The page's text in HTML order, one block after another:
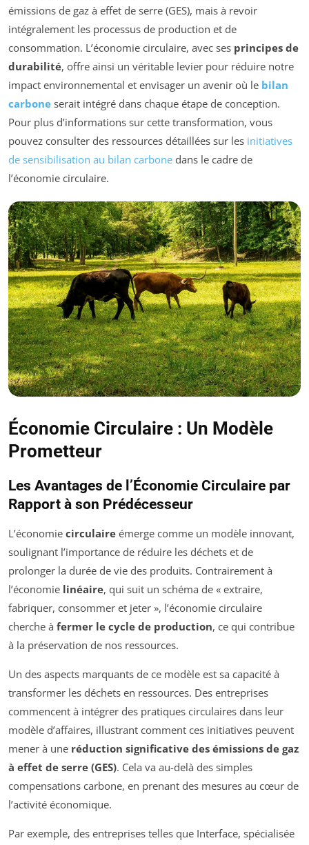
émissions de gaz à effet de serre (GES), mais à revoir
intégralement les processus de production et de
consommation. L’économie circulaire, avec ses principes de
durabilité, offre ainsi un véritable levier pour réduire notre
impact environnemental et envisager un avenir où le bilan
carbone serait intégré dans chaque étape de conception.
Pour plus d’informations sur cette transformation, vous
pouvez consulter des ressources détaillées sur les initiatives
de sensibilisation au bilan carbone dans le cadre de
l’économie circulaire.
Économie Circulaire : Un Modèle
Prometteur
Les Avantages de l’Économie Circulaire par
Rapport à son Prédécesseur
L’économie circulaire émerge comme un modèle innovant,
soulignant l’importance de réduire les déchets et de
prolonger la durée de vie des produits. Contrairement à
l’économie linéaire, qui suit un schéma de « extraire,
fabriquer, consommer et jeter », l’économie circulaire
cherche à fermer le cycle de production, ce qui contribue
à la préservation de nos ressources.
Un des aspects marquants de ce modèle est sa capacité à
transformer les déchets en ressources. Des entreprises
commencent à intégrer des pratiques circulaires dans leur
modèle d’affaires, illustrant comment ces initiatives peuvent
mener à une réduction significative des émissions de gaz
à effet de serre (GES). Cela va au-delà des simples
compensations carbone, en prenant des mesures au cœur de
l’activité économique.
Par exemple, des entreprises telles que Interface, spécialisée